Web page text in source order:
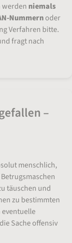
werden niemals
Nummernoder
Verfahren bitte.
fragt nach
–
menschlich,
täuschen und
zu bestimmten
eventuelle
Sache offensiv